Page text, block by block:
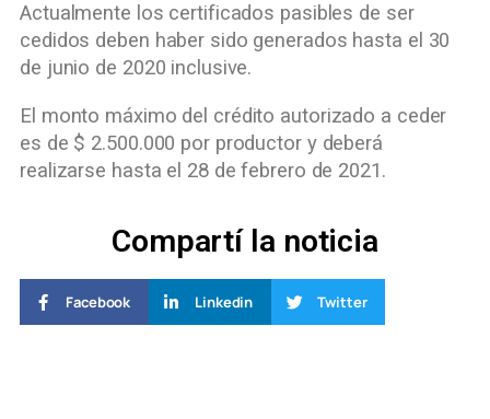
Actualmente los certificados pasibles de ser
cedidos deben haber sido generados hasta el 30
de junio de 2020 inclusive.
El monto máximo del crédito autorizado a ceder
es de $ 2.500.000 por productor y deberá
realizarse hasta el 28 de febrero de 2021.
Compartí la noticia
Facebook Linkedin Twitter